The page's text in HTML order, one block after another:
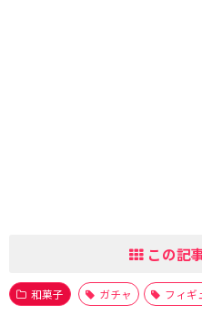
この記
和菓子 ガチャ フィギ